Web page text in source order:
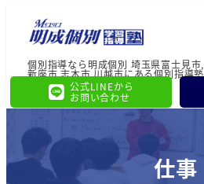
個別指導なら明成個別 埼玉県富士見
新座市,志木市,川越市にある個別指導塾
公式LINEから
お問い合わせ
仕事